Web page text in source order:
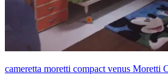
cameretta moretti compact venus Moretti